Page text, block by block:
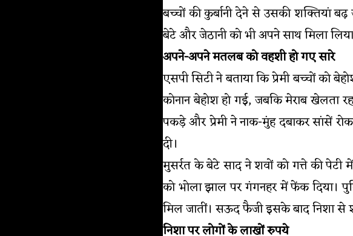
बच्चों की कुर्बानी देने से उसकी शक्तियां
बेटे और जेठानी को भी अपने साथ मिला
अपने-अपने मतलब को वहशी हो गए सारे
एसपी सिटी ने बताया कि प्रेमी बच्चों
कोनान बेहोश हो गई, जबकि मेराब खेलता
पकड़े और प्रेमी ने नाक-मुंह दबाकर सांसें
दी।
मुसर्रत के बेटे साद ने शवों को गत्ते की
को भोला झाल पर गंगनहर में फेंक दिया।
मिल जातीं। सऊद फैजी इसके बाद निशा से
निशा पर लोगों के लाखों रुपये